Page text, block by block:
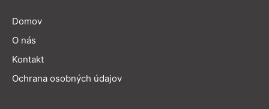
Domov
O nás
Kontakt
Ochrana osobných údajov